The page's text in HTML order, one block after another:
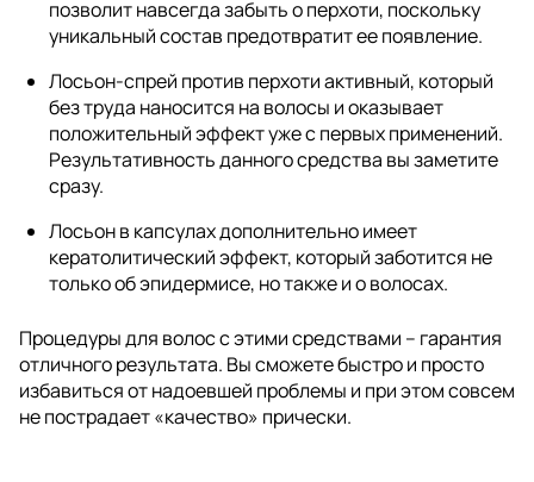
позволит навсегда забыть о перхоти, поскольку
уникальный состав предотвратит ее появление.
Лосьон-спрей против перхоти активный, который
без труда наносится на волосы и оказывает
положительный эффект уже с первых применений.
Результативность данного средства вы заметите
сразу.
Лосьон в капсулах дополнительно имеет
кератолитический эффект, который заботится не
только об эпидермисе, но также и о волосах.
Процедуры для волос с этими средствами – гарантия
отличного результата. Вы сможете быстро и просто
избавиться от надоевшей проблемы и при этом совсем
не пострадает «качество» прически.